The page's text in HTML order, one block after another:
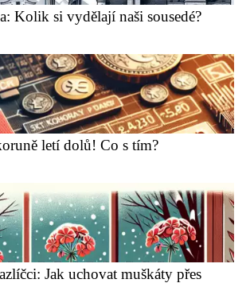
Kolik si vydělají naši sousedé?
letí dolů! Co s tím?
Jak uchovat muškáty přes